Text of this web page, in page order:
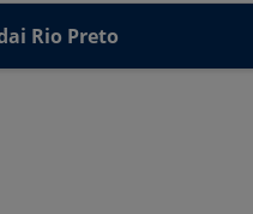
Rio Preto